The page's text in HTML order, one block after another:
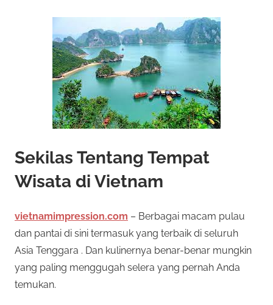
i
e
R
e
a
n
a
e
n
i
Sekilas Tentang Tempat
Wisata di Vietnam
vietnamimpression.com – Berbagai macam pulau
dan pantai di sini termasuk yang terbaik di seluruh
Asia Tenggara . Dan kulinernya benar-benar mungkin
yang paling menggugah selera yang pernah Anda
temukan.